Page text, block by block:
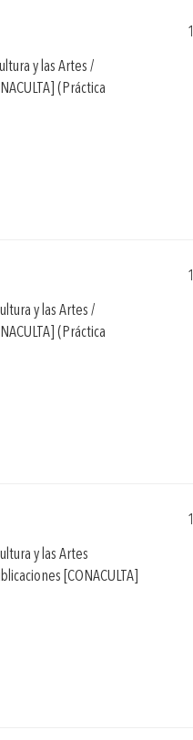
y las Artes /
(Práctica
y las Artes /
(Práctica
y las Artes
[CONACULTA]